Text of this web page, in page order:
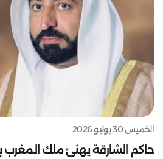
الخميس 30 يوليو 2026
حاكم الشارقة يهنئ ملك المغرب